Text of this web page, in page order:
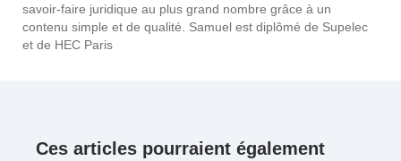
savoir-faire juridique au plus grand nombre grâce à un
contenu simple et de qualité. Samuel est diplômé de Supelec
et de HEC Paris
Ces articles pourraient également